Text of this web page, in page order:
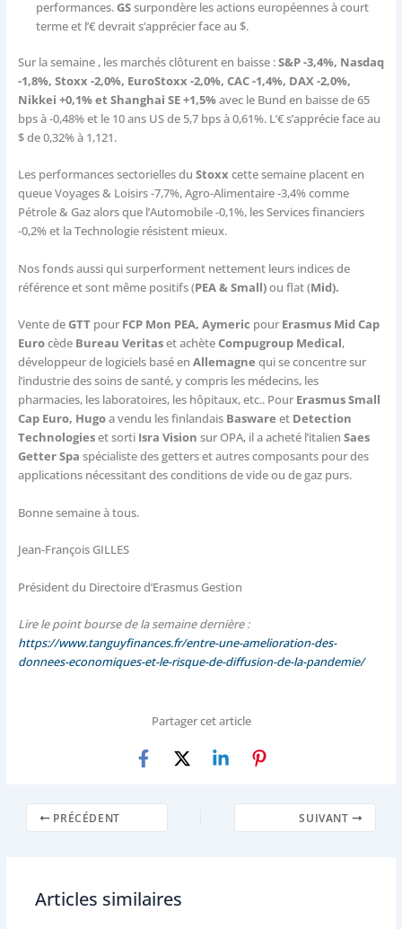
performances.GSsurpondère les actions européennes à court
terme et l’€ devrait s’apprécier face au $.
Sur la semaine , les marchés clôturent en baisse :S&P -3,4%, Nasdaq
-1,8%, Stoxx -2,0%, EuroStoxx -2,0%, CAC -1,4%, DAX -2,0%,
Nikkei +0,1% et Shanghai SE +1,5%avec le Bund en baisse de 65
bps à -0,48% et le 10 ans US de 5,7 bps à 0,61%. L’€ s’apprécie face au
$ de 0,32% à 1,121.
Les performances sectorielles du Stoxx cette semaine placent en
queue Voyages & Loisirs -7,7%, Agro-Alimentaire -3,4% comme
Pétrole & Gaz alors que l’Automobile -0,1%, les Services financiers
-0,2% et la Technologie résistent mieux.
Nos fonds aussi qui surperforment nettement leurs indices de
référence et sont même positifs (PEA & Small)ou flat (Mid).
Vente deGTTpour FCP Mon PEA, Aymeric pour Erasmus Mid Cap
Eurocède Bureau Veritaset achèteCompugroup Medical,
développeur de logiciels basé en Allemagne qui se concentre sur
l’industrie des soins de santé, y compris les médecins, les
pharmacies, les laboratoires, les hôpitaux, etc.. Pour Erasmus Small
Cap Euro, Hugoa vendu les finlandais Basware et Detection
Technologieset sorti Isra Vision sur OPA, il a acheté l’italien Saes
Getter Spa spécialiste des getters et autres composants pour des
applications nécessitant des conditions de vide ou de gaz purs.
Bonne semaine à tous.
Jean-François GILLES
Président du Directoire d’Erasmus Gestion
Lire le point bourse de la semaine dernière :
https://www.tanguyfinances.fr/entre-une-amelioration-des-
donnees-economiques-et-le-risque-de-diffusion-de-la-pandemie/
Partager cet article
PRÉCÉDENT SUIVANT
Articles similaires